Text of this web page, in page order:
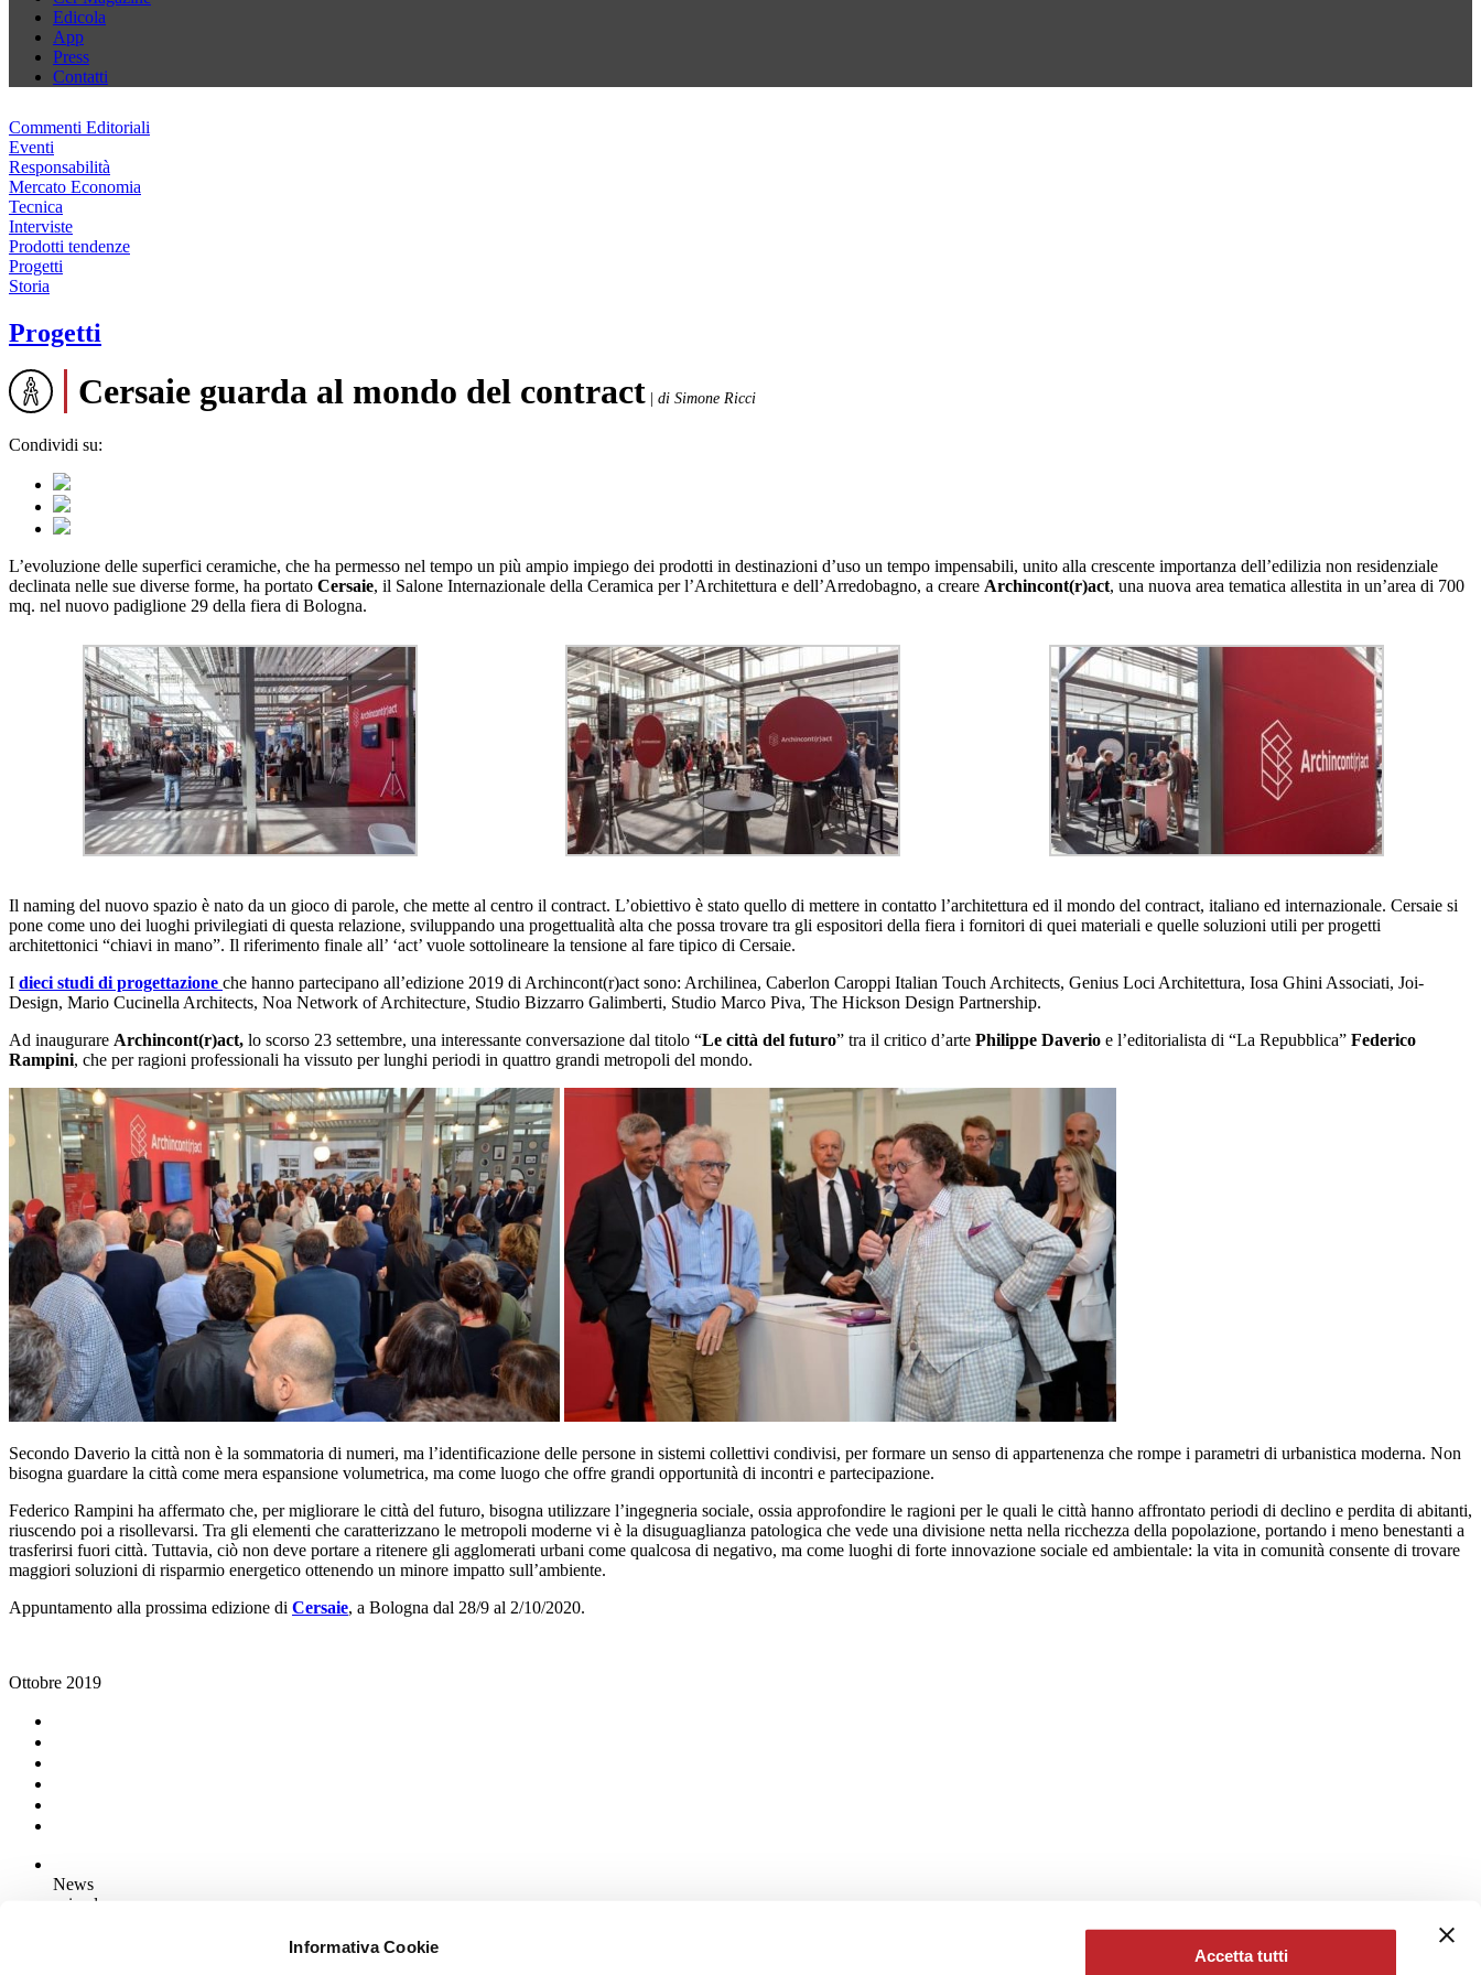
Informativa Cookie
Accetta tutti
Edicola
App
Press
Contatti
Commenti Editoriali
Eventi
Responsabilità
Mercato Economia
Tecnica
Interviste
Prodotti tendenze
Progetti
Storia
Progetti
Cersaie guarda al mondo del contract di Simone Ricci
Condividi su:
L’evoluzione delle superfici ceramiche, che ha permesso nel tempo un più ampio impiego dei prodotti in destinazioni d’uso un tempo impensabili, unito alla crescente importanza dell’edilizia non residenziale
declinata nelle sue diverse forme, ha portato Cersaie, il Salone Internazionale della Ceramica per l’Architettura e dell’Arredobagno, a creare Archincont(r)act, una nuova area tematica allestita in un’area di 700
mq. nel nuovo padiglione 29 della fiera di Bologna.
Il naming del nuovo spazio è nato da un gioco di parole, che mette al centro il contract. L’obiettivo è stato quello di mettere in contatto l’architettura ed il mondo del contract, italiano ed internazionale. Cersaie si
pone come uno dei luoghi privilegiati di questa relazione, sviluppando una progettualità alta che possa trovare tra gli espositori della fiera i fornitori di quei materiali e quelle soluzioni utili per progetti
architettonici “chiavi in mano”. Il riferimento finale all’ ‘act’ vuole sottolineare la tensione al fare tipico di Cersaie.
I dieci studi di progettazione che hanno partecipano all’edizione 2019 di Archincont(r)act sono: Archilinea, Caberlon Caroppi Italian Touch Architects, Genius Loci Architettura, Iosa Ghini Associati, Joi-
Design, Mario Cucinella Architects, Noa Network of Architecture, Studio Bizzarro Galimberti, Studio Marco Piva, The Hickson Design Partnership.
Ad inaugurare Archincont(r)act, lo scorso 23 settembre, una interessante conversazione dal titolo “Le città del futuro” tra il critico d’arte Philippe Daverio e l’editorialista di “La Repubblica” Federico
Rampini, che per ragioni professionali ha vissuto per lunghi periodi in quattro grandi metropoli del mondo.
Secondo Daverio la città non è la sommatoria di numeri, ma l’identificazione delle persone in sistemi collettivi condivisi, per formare un senso di appartenenza che rompe i parametri di urbanistica moderna. Non
bisogna guardare la città come mera espansione volumetrica, ma come luogo che offre grandi opportunità di incontri e partecipazione.
Federico Rampini ha affermato che, per migliorare le città del futuro, bisogna utilizzare l’ingegneria sociale, ossia approfondire le ragioni per le quali le città hanno affrontato periodi di declino e perdita di abitanti,
riuscendo poi a risollevarsi. Tra gli elementi che caratterizzano le metropoli moderne vi è la disuguaglianza patologica che vede una divisione netta nella ricchezza della popolazione, portando i meno benestanti a
trasferirsi fuori città. Tuttavia, ciò non deve portare a ritenere gli agglomerati urbani come qualcosa di negativo, ma come luoghi di forte innovazione sociale ed ambientale: la vita in comunità consente di trovare
maggiori soluzioni di risparmio energetico ottenendo un minore impatto sull’ambiente.
Appuntamento alla prossima edizione di Cersaie, a Bologna dal 28/9 al 2/10/2020.
Ottobre 2019
News
aziende